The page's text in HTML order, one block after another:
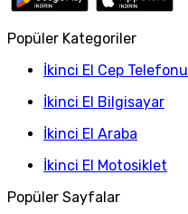
Popüler Kategoriler
İkinci El Cep Telefonu
İkinci El Bilgisayar
İkinci El Araba
İkinci El Motosiklet
Popüler Sayfalar